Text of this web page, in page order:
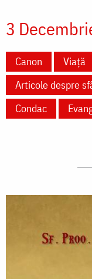
3
Canon Viață
Articole despre
Condac